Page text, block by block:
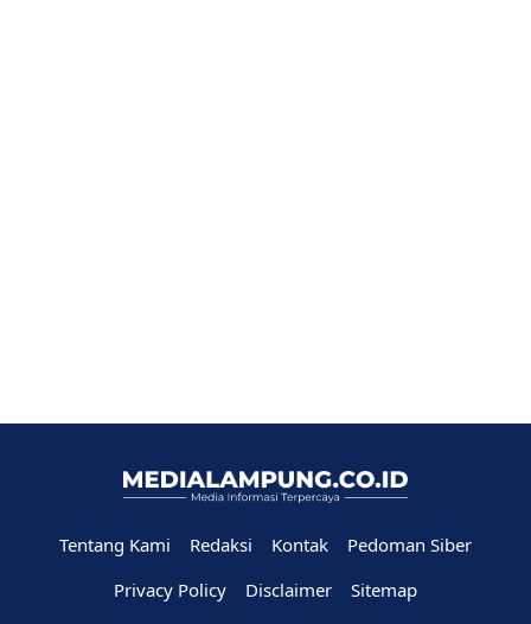
Tentang Kami Redaksi Kontak
Pedoman Siber
Privacy Policy
Disclaimer Sitemap